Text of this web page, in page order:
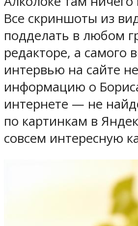
Все скриншоты из
подделать в любом
редакторе, а самого
интервью на сайте
информацию о
интернете — не
по картинкам в
совсем интересную